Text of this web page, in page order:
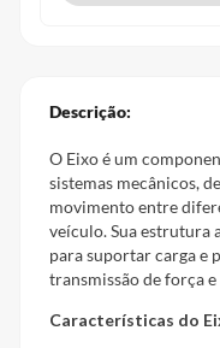
Descrição:
O Eixo é um
sistemas mecânicos,
movimento entre
veículo. Sua estrutura
para suportar carga e
transmissão de força
Características do